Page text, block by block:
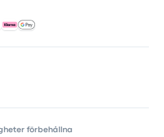
förbehållna